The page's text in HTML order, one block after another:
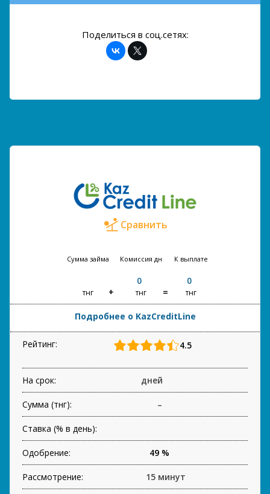
Поделиться в соц.сетях:
Сравнить
Сумма займа
тнг
Комиссия дн
0
тнг
К выплате
0
тнг
Подробнее о KazCreditLine
Рейтинг: 4.5
На срок: дней
Сумма (тнг): –
Ставка (% в день):
Одобрение: 49 %
Рассмотрение: 15 минут